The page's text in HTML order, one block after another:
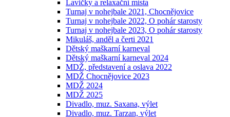
Lavičky a relaxační místa
Turnaj v nohejbale 2021, Chocnějovice
Turnaj v nohejbale 2022, O pohár starosty
Turnaj v nohejbale 2023, O pohár starosty
Mikuláš, anděl a čerti 2021
Dětský maškarní karneval
Dětský maškarní karneval 2024
MDŽ, představení a oslava 2022
MDŽ Chocnějovice 2023
MDŽ 2024
MDŽ 2025
Divadlo, muz. Saxana, výlet
Divadlo, muz. Tarzan, výlet